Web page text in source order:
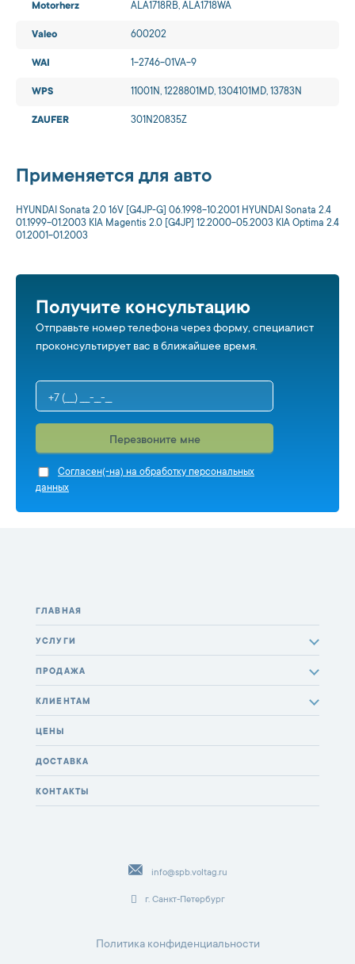
Motorherz ALA1718RB, ALA1718WA
Valeo 600202
WAI 1-2746-01VA-9
WPS 11001N, 1228801MD, 1304101MD, 13783N
ZAUFER 301N20835Z
Применяется для авто
HYUNDAI Sonata 2.0 16V [G4JP-G] 06.1998-10.2001 HYUNDAI Sonata 2.4
01.1999-01.2003 KIA Magentis 2.0 [G4JP] 12.2000-05.2003 KIA Optima 2.4
01.2001-01.2003
Получите консультацию
Отправьте номер телефона через форму, специалист
проконсультирует вас в ближайшее время.
Перезвоните мне
Cогласен(-на) на обработку персональных
данных
ГЛАВНАЯ
УСЛУГИ
ПРОДАЖА
КЛИЕНТАМ
ЦЕНЫ
ДОСТАВКА
КОНТАКТЫ
info@spb.voltag.ru
г. Санкт-Петербург
Политика конфиденциальности